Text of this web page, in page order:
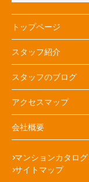
トップページ
スタッフ紹介
スタッフのブログ
アクセスマップ
会社概要
マンションカタログ
サイトマップ